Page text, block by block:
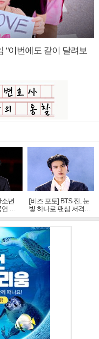
"이번에도 같이 달려보
소년
중
우라
[비즈 포토] BTS 진, 눈
빛 하나로 팬심 저격…
독보적 카리스마